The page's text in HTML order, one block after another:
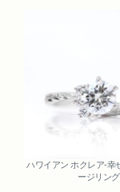
ハワイアン ホクレア-幸
ージリング